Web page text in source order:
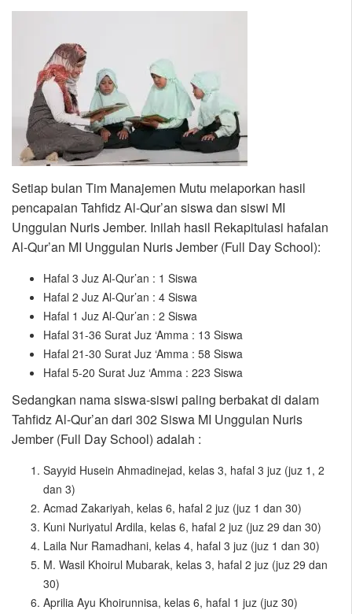
Setiap bulan Tim Manajemen Mutu melaporkan hasil
pencapaian Tahfidz Al-Qur’an siswa dan siswi MI
Unggulan Nuris Jember. Inilah hasil Rekapitulasi hafalan
Al-Qur’an MI Unggulan Nuris Jember (Full Day School):
Hafal 3 Juz Al-Qur’an : 1 Siswa
Hafal 2 Juz Al-Qur’an : 4 Siswa
Hafal 1 Juz Al-Qur’an : 2 Siswa
Hafal 31-36 Surat Juz ‘Amma : 13 Siswa
Hafal 21-30 Surat Juz ‘Amma : 58 Siswa
Hafal 5-20 Surat Juz ‘Amma : 223 Siswa
Sedangkan nama siswa-siswi paling berbakat di dalam
Tahfidz Al-Qur’an dari 302 Siswa MI Unggulan Nuris
Jember (Full Day School) adalah :
Sayyid Husein Ahmadinejad, kelas 3, hafal 3 juz (juz 1, 2
dan 3)
Acmad Zakariyah, kelas 6, hafal 2 juz (juz 1 dan 30)
Kuni Nuriyatul Ardila, kelas 6, hafal 2 juz (juz 29 dan 30)
Laila Nur Ramadhani, kelas 4, hafal 3 juz (juz 1 dan 30)
M. Wasil Khoirul Mubarak, kelas 3, hafal 2 juz (juz 29 dan
30)
Aprilia Ayu Khoirunnisa, kelas 6, hafal 1 juz (juz 30)